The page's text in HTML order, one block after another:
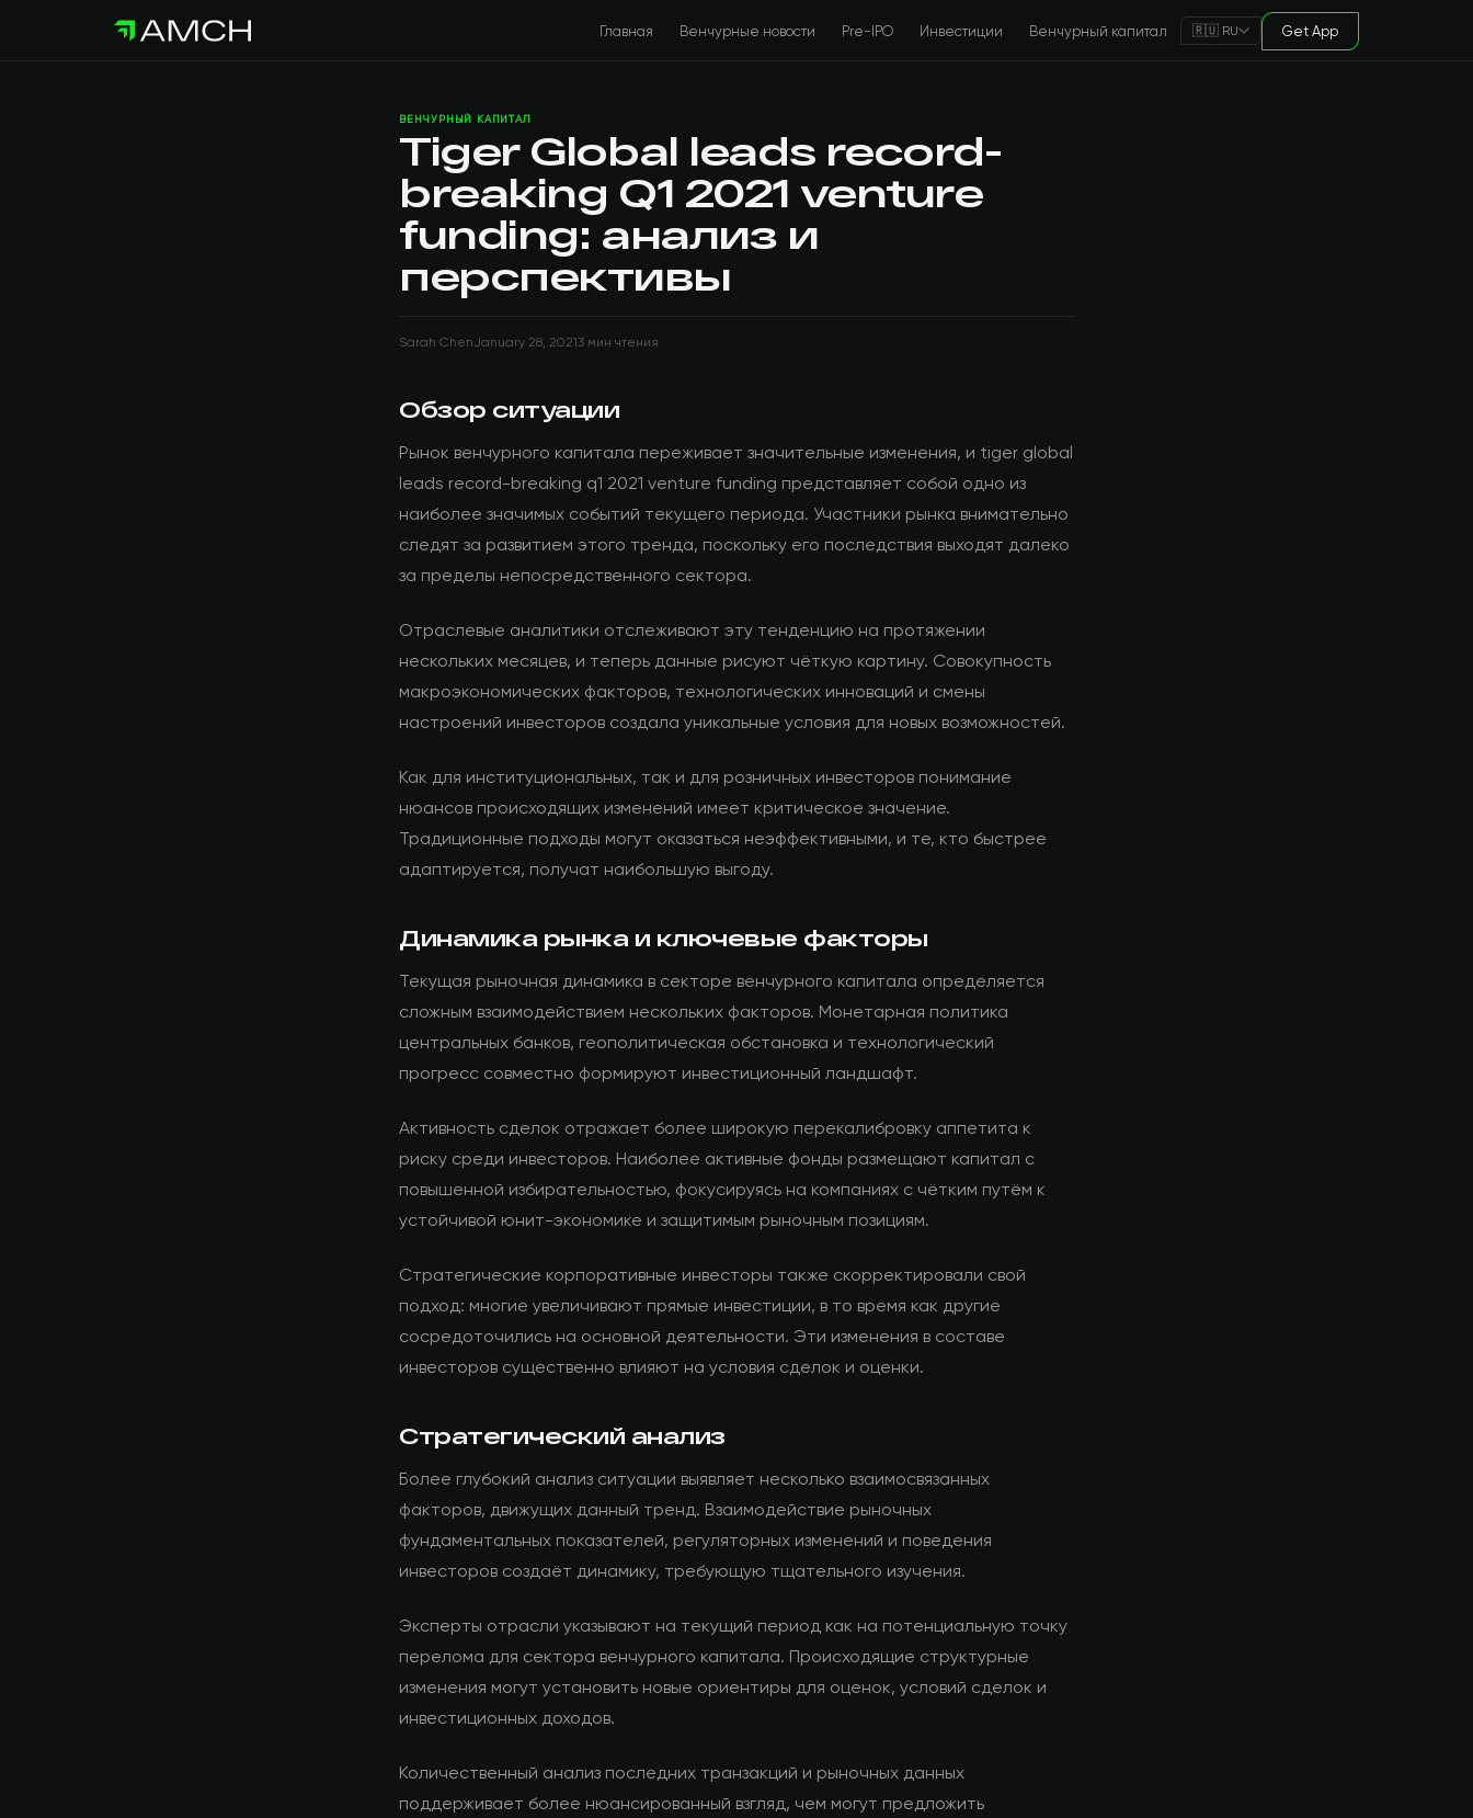
Главная Венчурные новости Pre-IPO Инвестиции Венчурный капитал 🇷🇺 RU Get App
ВЕНЧУРНЫЙ КАПИТАЛ
Tiger Global leads record-
breaking Q1 2021 venture
funding: анализ и
перспективы
Sarah ChenJanuary 28, 20213 мин чтения
Обзор ситуации
Рынок венчурного капитала переживает значительные изменения, и tiger global
leads record-breaking q1 2021 venture funding представляет собой одно из
наиболее значимых событий текущего периода. Участники рынка внимательно
следят за развитием этого тренда, поскольку его последствия выходят далеко
за пределы непосредственного сектора.
Отраслевые аналитики отслеживают эту тенденцию на протяжении
нескольких месяцев, и теперь данные рисуют чёткую картину. Совокупность
макроэкономических факторов, технологических инноваций и смены
настроений инвесторов создала уникальные условия для новых возможностей.
Как для институциональных, так и для розничных инвесторов понимание
нюансов происходящих изменений имеет критическое значение.
Традиционные подходы могут оказаться неэффективными, и те, кто быстрее
адаптируется, получат наибольшую выгоду.
Динамика рынка и ключевые факторы
Текущая рыночная динамика в секторе венчурного капитала определяется
сложным взаимодействием нескольких факторов. Монетарная политика
центральных банков, геополитическая обстановка и технологический
прогресс совместно формируют инвестиционный ландшафт.
Активность сделок отражает более широкую перекалибровку аппетита к
риску среди инвесторов. Наиболее активные фонды размещают капитал с
повышенной избирательностью, фокусируясь на компаниях с чётким путём к
устойчивой юнит-экономике и защитимым рыночным позициям.
Стратегические корпоративные инвесторы также скорректировали свой
подход: многие увеличивают прямые инвестиции, в то время как другие
сосредоточились на основной деятельности. Эти изменения в составе
инвесторов существенно влияют на условия сделок и оценки.
Стратегический анализ
Более глубокий анализ ситуации выявляет несколько взаимосвязанных
факторов, движущих данный тренд. Взаимодействие рыночных
фундаментальных показателей, регуляторных изменений и поведения
инвесторов создаёт динамику, требующую тщательного изучения.
Эксперты отрасли указывают на текущий период как на потенциальную точку
перелома для сектора венчурного капитала. Происходящие структурные
изменения могут установить новые ориентиры для оценок, условий сделок и
инвестиционных доходов.
Количественный анализ последних транзакций и рыночных данных
поддерживает более нюансированный взгляд, чем могут предложить